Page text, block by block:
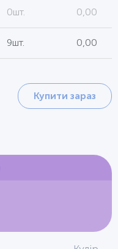
0шт. 0,00
9шт. 0,00
Купити зараз